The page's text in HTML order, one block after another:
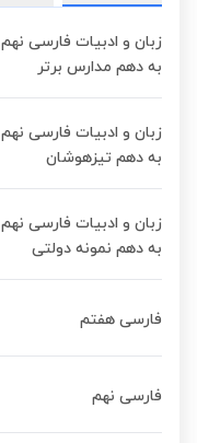
زبان و ادبیات فارسی نهم
به دهم مدارس برتر
زبان و ادبیات فارسی نهم
به دهم تیزهوشان
زبان و ادبیات فارسی نهم
به دهم نمونه دولتی
فارسی هفتم
فارسی نهم